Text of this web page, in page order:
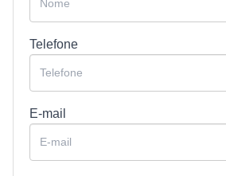
Telefone
E-mail